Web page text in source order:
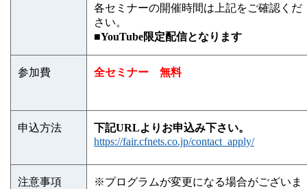
各セミナーの開催時間は上記をご確認くだ
さい。
■YouTube限定配信となります
参加費 全セミナー 無料
申込方法
下記URLよりお申込み下さい。
https://fair.cfnets.co.jp/contact_apply/
注意事項
※プログラムが変更になる場合がございま